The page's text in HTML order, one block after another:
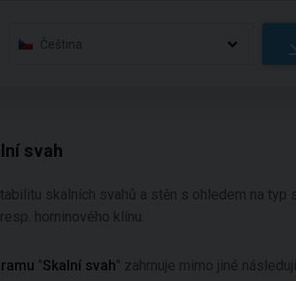
Čeština
svah
skalních svahů a stěn s ohledem na
horninového klínu.
"Skalní svah" zahrnuje mimo jiné